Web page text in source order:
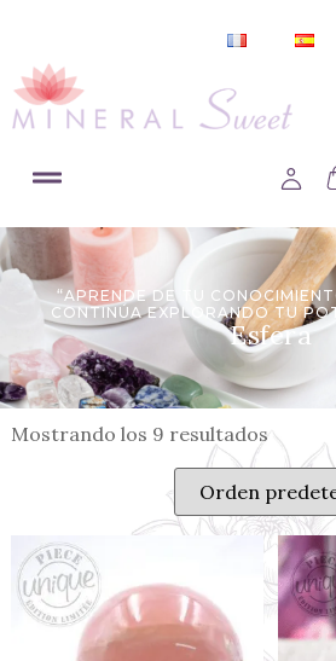
“APRENDE DE TU
CONTINÚA EXPLORANDO TU
Esfera
Mostrando los 9 resultados